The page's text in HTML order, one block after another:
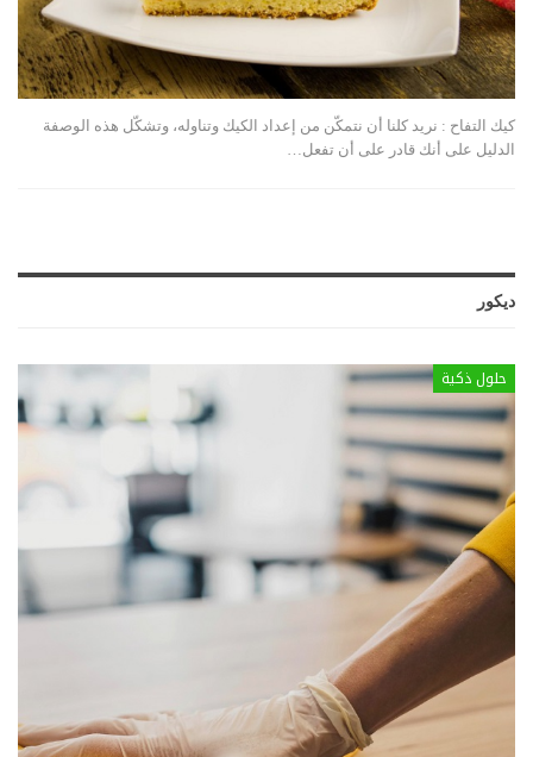
كيك التفاح : نريد كلنا أن نتمكّن من إعداد الكيك وتناوله، وتشكّل هذه الوصفة
الدليل على أنك قادر على أن تفعل
ديكور
حلول ذكية